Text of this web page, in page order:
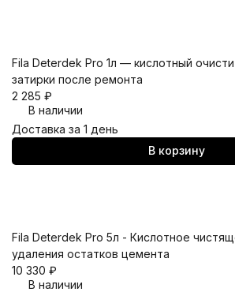
Fila Deterdek Pro 1л — кислотный
затирки после ремонта
2 285 ₽
В наличии
Доставка за 1 день
В корзину
Fila Deterdek Pro 5л - Кислотное
удаления остатков цемента
10 330 ₽
В наличии